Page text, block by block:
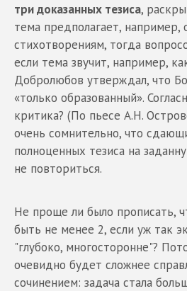
три доказанных тезиса,
тема предполагает,
стихотворениям, тогда
если тема звучит, например,
Добролюбов утверждал, что
«только образованный».
критика? (По пьесе А.Н.
очень сомнительно, что
полноценных тезиса на
не повториться.
Не проще ли было прописать,
быть не менее 2, если уж так
"глубоко, многосторонне"?
очевидно будет сложнее
сочинением: задача стала